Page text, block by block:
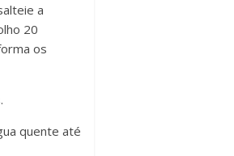
a
20
os
quente até